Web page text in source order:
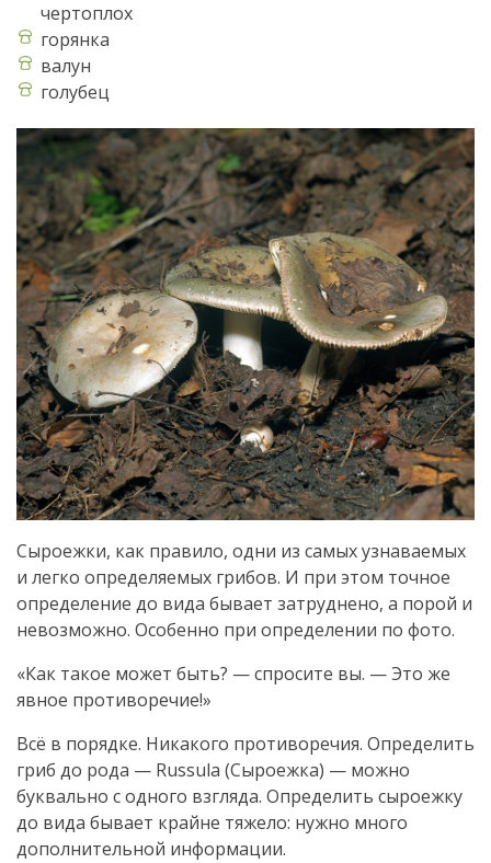
чертоплох
горянка
валун
голубец
Сыроежки, как правило, одни из самых узнаваемых
и легко определяемых грибов. И при этом точное
определение до вида бывает затруднено, а порой и
невозможно. Особенно при определении по фото.
«Как такое может быть? — спросите вы. — Это же
явное противоречие!»
Всё в порядке. Никакого противоречия. Определить
гриб до рода — Russula (Сыроежка) — можно
буквально с одного взгляда. Определить сыроежку
до вида бывает крайне тяжело: нужно много
дополнительной информации.